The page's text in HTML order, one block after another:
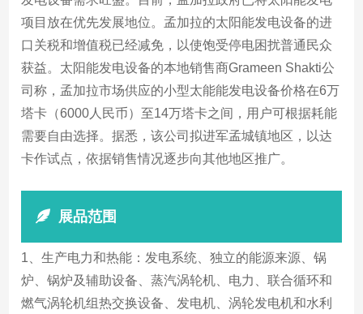
项目放在优先发展地位。孟加拉的太阳能发电设备的进
口关税和增值税已经减免，以使饱受停电困扰普通民众
获益。太阳能发电设备的本地销售商Grameen Shakti公
司称，孟加拉市场供应的小型太能能发电设备价格在6万
塔卡（6000人民币）至14万塔卡之间，用户可根据耗能
需要自由选择。据悉，该公司拟进军孟城镇地区，以达
卡作试点，依据销售情况逐步向其他地区推广。
展品范围
1、生产电力和热能：发电系统、独立的能源来源、锅
炉、锅炉及辅助设备、蒸汽涡轮机、电力、联合循环和
燃气涡轮机组热交换设备、发电机、涡轮发电机和水利